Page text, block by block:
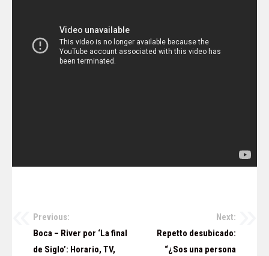
Navegación
Previous:
Boca – River por ‘La final
de Siglo’: Horario, TV,
Next:
Repetto desubicado:
“¿Sos una persona